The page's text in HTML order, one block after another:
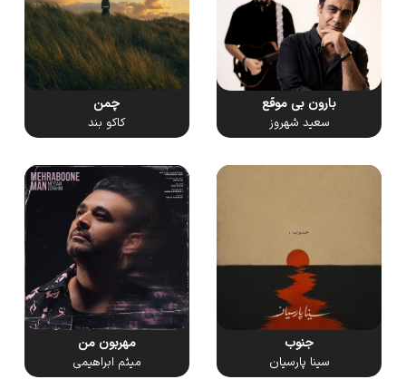
بارون بی موقع
سعید شهروز
چمن
کاکو بند
جنوب
سینا پارسیان
مهربون من
میثم ابراهیمی